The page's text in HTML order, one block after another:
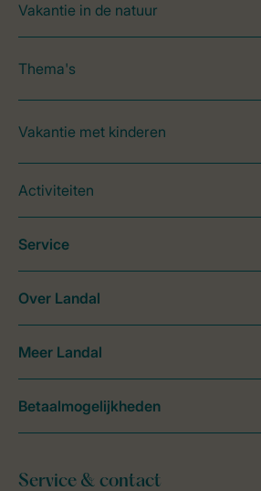
Vakantie in de natuur
Thema's
Vakantie met kinderen
Activiteiten
Service & contact
Service
Over Landal
Meer Landal
Betaalmogelijkheden